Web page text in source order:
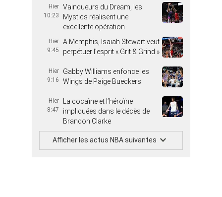
Hier
10:23
Vainqueurs du Dream, les
Mystics réalisent une
excellente opération
Hier
9:45
A Memphis, Isaiah Stewart veut
perpétuer l’esprit « Grit & Grind »
Hier
9:16
Gabby Williams enfonce les
Wings de Paige Bueckers
Hier
8:47
La cocaïne et l’héroïne
impliquées dans le décès de
Brandon Clarke
Afficher les actus NBA suivantes